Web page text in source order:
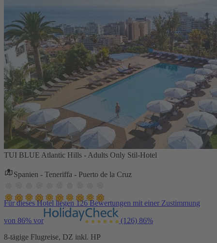
TUI BLUE Atlantic Hills - Adults Only Stil-Hotel
Spanien - Teneriffa - Puerto de la Cruz
Für dieses Hotel liegen 126 Bewertungen mit einer Zustimmung
von 86% vor (126) 86%
8-tägige Flugreise, DZ inkl. HP